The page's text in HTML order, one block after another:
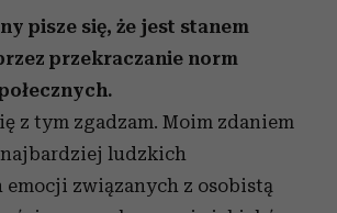
pisze się, że jest stanem
przekraczanie norm
z tym zgadzam. Moim zdaniem
ludzkich
związanych z osobistą